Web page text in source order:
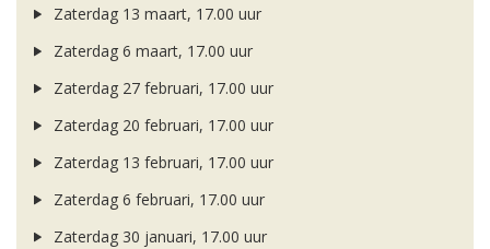
Zaterdag 13 maart, 17.00 uur
Zaterdag 6 maart, 17.00 uur
Zaterdag 27 februari, 17.00 uur
Zaterdag 20 februari, 17.00 uur
Zaterdag 13 februari, 17.00 uur
Zaterdag 6 februari, 17.00 uur
Zaterdag 30 januari, 17.00 uur